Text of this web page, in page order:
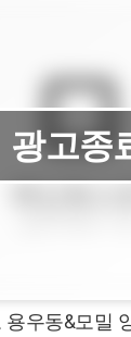
용우동&모밀